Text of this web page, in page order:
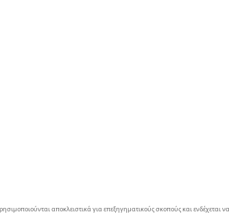
αποκλειστικά για επεξηγηματικούς σκοπούς και